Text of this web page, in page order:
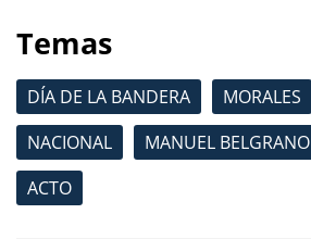
Temas
DÍA DE LA BANDERA MORALES
NACIONAL
MANUEL BELGRANO
ACTO